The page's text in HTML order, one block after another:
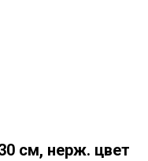
см, нерж. цвет